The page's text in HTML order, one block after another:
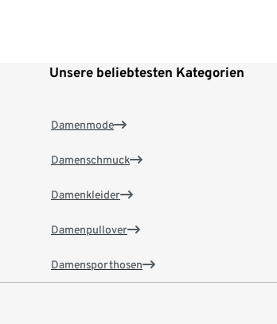
Unsere beliebtesten Kategorien
Damenmode
Damenschmuck
Damenkleider
Damenpullover
Damensporthosen